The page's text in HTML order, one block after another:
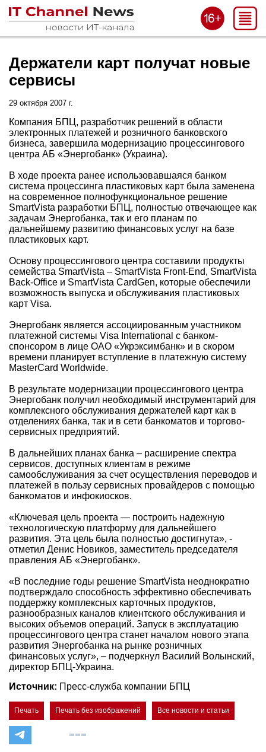
Держатели карт получат новые
сервисы
29 октября 2007 г.
Компания БПЦ, разработчик решений в области
электронных платежей и розничного банковского
бизнеса, завершила модернизацию процессингового
центра АБ «Энергобанк» (Украина).
В ходе проекта ранее использовавшаяся банком
система процессинга пластиковых карт была заменена
на современное полнофункциональное решение
SmartVista разработки БПЦ, полностью отвечающее как
задачам Энергобанка, так и его планам по
дальнейшему развитию финансовых услуг на базе
пластиковых карт.
Основу процессингового центра составили продукты
семейства SmartVista – SmartVista Front-End, SmartVista
Back-Office и SmartVista CardGen, которые обеспечили
возможность выпуска и обслуживания пластиковых
карт Visa.
Энергобанк является ассоциированным участником
платежной системы Visa International с банком-
спонсором в лице ОАО «Укрэксимбанк» и в скором
времени планирует вступление в платежную систему
MasterCard Worldwide.
В результате модернизации процессингового центра
Энергобанк получил необходимый инструментарий для
комплексного обслуживания держателей карт как в
отделениях банка, так и в сети банкоматов и торгово-
сервисных предприятий.
В дальнейших планах банка – расширение спектра
сервисов, доступных клиентам в режиме
самообслуживания за счет осуществления переводов и
платежей в пользу сервисных провайдеров с помощью
банкоматов и инфокиосков.
«Ключевая цель проекта — построить надежную
технологическую платформу для дальнейшего
развития. Эта цель была полностью достигнута», -
отметил Денис Новиков, заместитель председателя
правления АБ «Энергобанк».
«В последние годы решение SmartVista неоднократно
подтверждало способность эффективно обеспечивать
поддержку комплексных карточных продуктов,
разнообразных каналов клиентского обслуживания и
высоких объемов операций. Запуск в эксплуатацию
процессингового центра станет началом нового этапа
развития Энергобанка на рынке розничных
финансовых услуг», – подчеркнул Василий Волынский,
директор БПЦ-Украина.
Источник: Пресс-служба компании БПЦ
Печать Печать без изображений Все новости и статьи